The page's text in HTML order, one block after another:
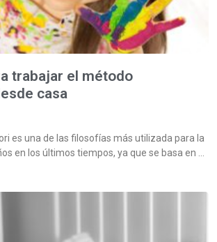
trabajar el método
casa
es una de las filosofías más utilizada para la
en los últimos tiempos, ya que se basa en